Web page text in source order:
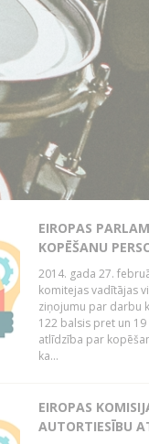
EIROPAS
KOPĒŠANU
2014. gada 27.
komitejas vadītājas
ziņojumu par darbu
122 balsis pret un
atlīdzība par
ka...
EIROPAS
AUTORTIESĪBU